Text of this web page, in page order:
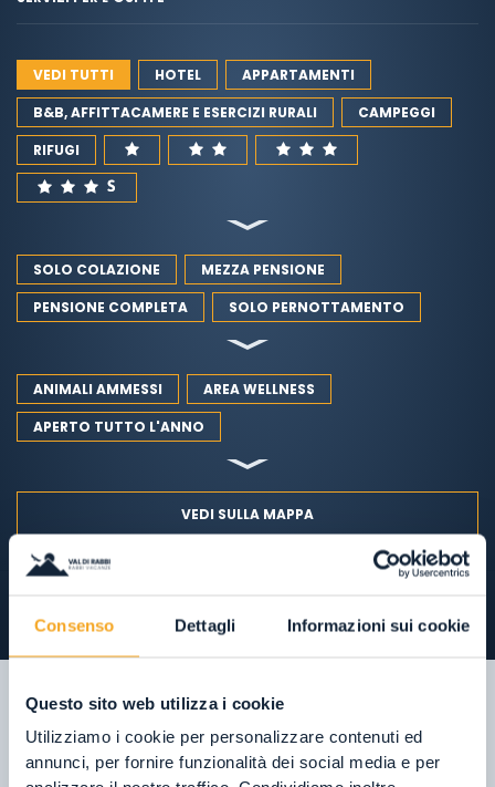
Consenso Dettagli Informazioni sui cookie
Questo sito web utilizza i cookie
Utilizziamo i cookie per personalizzare contenuti ed
annunci, per fornire funzionalità dei social media e per
VEDI TUTTI HOTEL
APPARTAMENTI
B&B, AFFITTACAMERE E ESERCIZI RURALI
CAMPEGGI
RIFUGI
SOLO COLAZIONE
MEZZA PENSIONE
PENSIONE COMPLETA
SOLO PERNOTTAMENTO
ANIMALI AMMESSI
AREA WELLNESS
APERTO TUTTO L'ANNO
VEDI SULLA MAPPA